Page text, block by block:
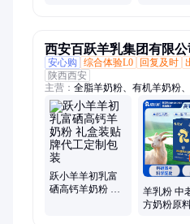
西安百跃羊乳集团有限公
安心购
综合体验L0 回复及时
陕西西安
主营： 全脂羊奶粉、有机羊奶粉
粉、陕西羊奶粉、羊奶粉OEM、
跃羊奶粉、功能羊奶粉、配方羊
粉、儿童羊奶粉、百跃集团、跃
跃小羊羊初乳富
硒高钙羊奶粉 礼
羊乳粉 中
方奶粉原